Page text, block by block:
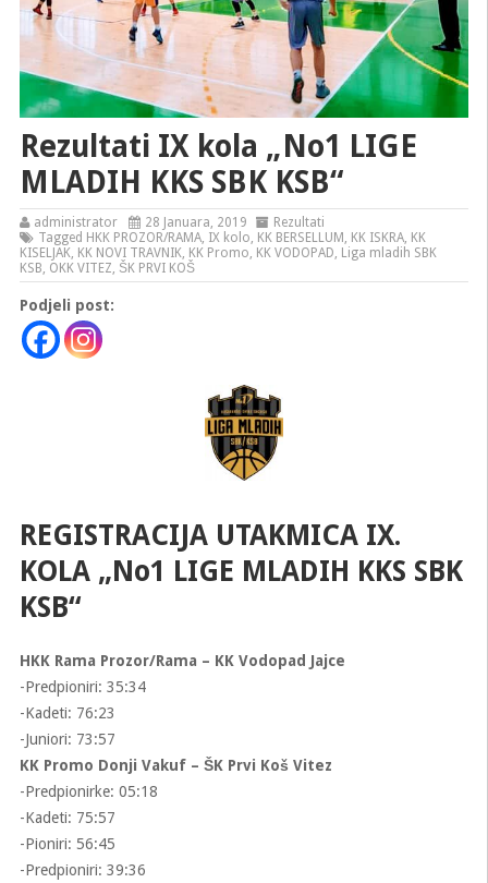
Rezultati IX kola „No1 LIGE
MLADIH KKS SBK KSB“
administrator 28 Januara, 2019
Rezultati
Tagged HKK PROZOR/RAMA, IX kolo KK BERSELLUM KK ISKRA, KK
KISELJAK KK NOVI TRAVNIK KK Promo KK VODOPAD Liga mladih SBK
KSB OKK VITEZ ŠK PRVI KOŠ
Podjeli post:
REGISTRACIJA UTAKMICA IX.
KOLA „No1 LIGE MLADIH KKS SBK
KSB“
HKK Rama Prozor/Rama – KK Vodopad Jajce
-Predpioniri: 35:34
-Kadeti: 76:23
-Juniori: 73:57
KK Promo Donji Vakuf – ŠK Prvi Koš Vitez
-Predpionirke: 05:18
-Kadeti: 75:57
-Pioniri: 56:45
-Predpioniri: 39:36